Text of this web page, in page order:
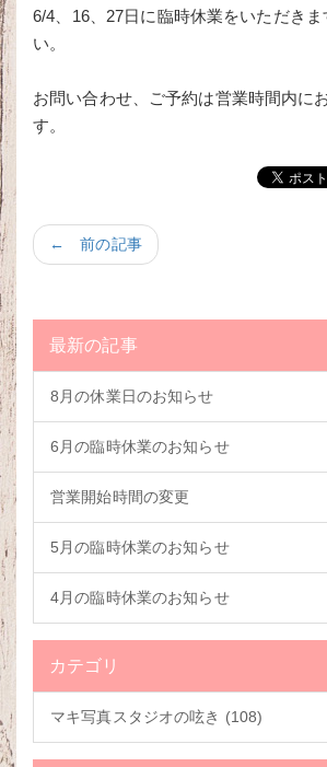
6/4、16、27日に臨時休業をいただきま
い。
お問い合わせ、ご予約は営業時間内に
す。
← 前の記事
最新の記事
8月の休業日のお知らせ
6月の臨時休業のお知らせ
営業開始時間の変更
5月の臨時休業のお知らせ
4月の臨時休業のお知らせ
カテゴリ
マキ写真スタジオの呟き (108)